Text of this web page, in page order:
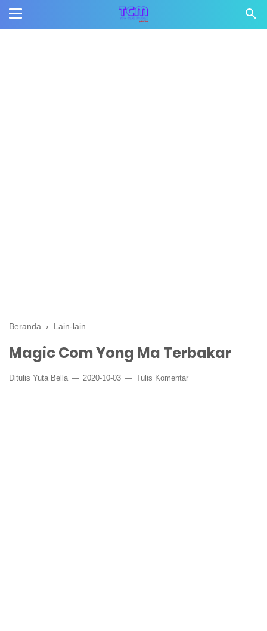
Beranda › Lain-lain
Magic Com Yong Ma Terbakar
Ditulis Yuta Bella 2020-10-03 Tulis Komentar